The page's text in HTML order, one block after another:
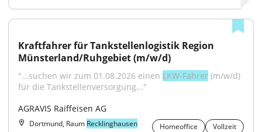
Kraftfahrer für Tankstellenlogistik Region
Münsterland/Ruhgebiet (m/w/d)
"...suchen wir zum 01.08.2026 einen LKW-Fahrer (m/w/d)
für die Tankstellenversorgung..."
AGRAVIS Raiffeisen AG
Dortmund, Raum Recklinghausen Homeoffice
Vollzeit